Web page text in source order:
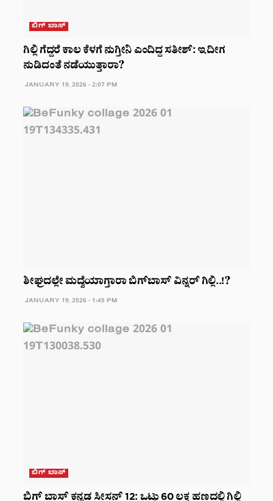
ಬಿಗ್ ಬಾಸ್
ಗಿಲ್ಲಿ ಗೆದ್ದರೆ ಕಾಲ ಕೆಳಗೆ ನುಗ್ತೀನಿ ಎಂದಿದ್ದ ಸತೀಶ್: ಇದೀಗ
ನುಡಿದಂತೆ ನಡೆಯುತ್ತಾರಾ?
JANUARY 19, 2026 - 2:07 PM
ಶೀಘ್ರದಲ್ಲೇ ಮದ್ವೆಯಾಗ್ತಾರಾ ಬಿಗ್‌ಬಾಸ್ ವಿನ್ನರ್ ಗಿಲ್ಲಿ..!?
JANUARY 19, 2026 - 1:45 PM
ಬಿಗ್ ಬಾಸ್